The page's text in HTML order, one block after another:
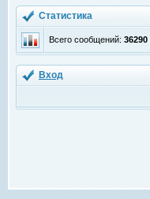
Статистика
Всего сообщений: 36290
Вход